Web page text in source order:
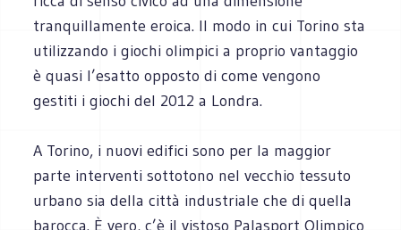
tranquillamente eroica. Il modo in cui Torino sta
utilizzando i giochi olimpici a proprio vantaggio
è quasi l’esatto opposto di come vengono
gestiti i giochi del 2012 a Londra.
A Torino, i nuovi edifici sono per la maggior
parte interventi sottotono nel vecchio tessuto
urbano sia della città industriale che di quella
barocca. È vero, c’è il vistoso Palasport Olimpico